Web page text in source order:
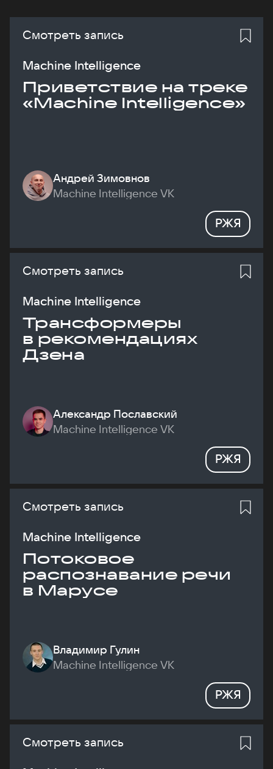
Смотреть запись
Machine Intelligence
Приветствие на треке
«Machine Intelligence»
Андрей Зимовнов
Machine Intelligence VK
РЖЯ
Смотреть запись
Machine Intelligence
Трансформеры
в рекомендациях
Дзена
Александр Пославский
Machine Intelligence VK
РЖЯ
Смотреть запись
Machine Intelligence
Потоковое
распознавание речи
в Марусе
Владимир Гулин
Machine Intelligence VK
РЖЯ
Смотреть запись